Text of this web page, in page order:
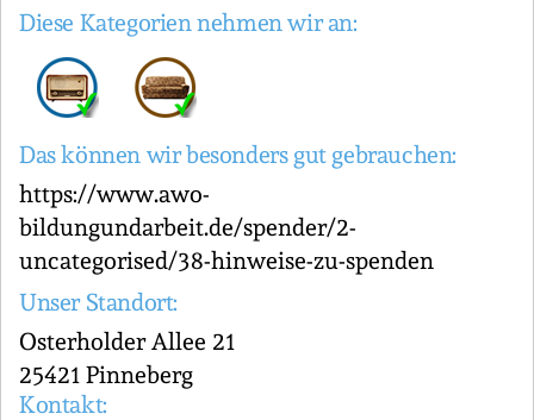
Diese Kategorien nehmen wir an:
Das können wir besonders gut gebrauchen:
https://www.awo-
bildungundarbeit.de/spender/2-
uncategorised/38-hinweise-zu-spenden
Unser Standort:
Osterholder Allee 21
25421 Pinneberg
Kontakt: